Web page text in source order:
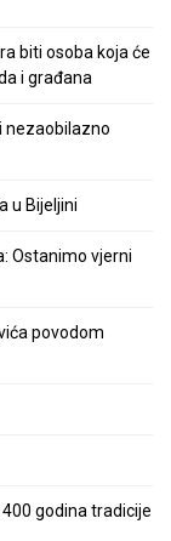
biti osoba koja će
i građana
nezaobilazno
u Bijeljini
Ostanimo vjerni
povodom
godina tradicije